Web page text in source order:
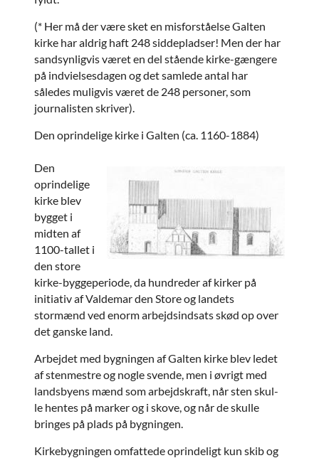
(* Her må der være sket en misforståelse Galten
kirke har aldrig haft 248 siddepladser! Men der har
sandsynligvis været en del stående kirke-gængere
på indvielsesdagen og det samlede antal har
således muligvis været de 248 personer, som
journalisten skriver).
Den oprindelige kirke i Galten (ca. 1160-1884)
Den
oprindelige
kirke blev
bygget i
midten af
1100-tallet i
den store
kirke-byggeperiode, da hundreder af kirker på
initiativ af Valdemar den Store og landets
stormænd ved enorm arbejdsindsats skød op over
det ganske land.
Arbejdet med bygningen af Galten kirke blev ledet
af stenmestre og nogle svende, men i øvrigt med
landsbyens mænd som arbejdskraft, når sten skul-
le hentes på marker og i skove, og når de skulle
bringes på plads på bygningen.
Kirkebygningen omfattede oprindeligt kun skib og